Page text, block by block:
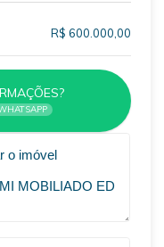
R$ 600.000,00